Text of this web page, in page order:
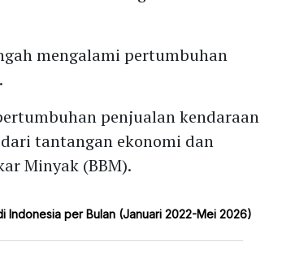
mengalami pertumbuhan
penjualan kendaraan
tantangan ekonomi dan
Minyak (BBM).